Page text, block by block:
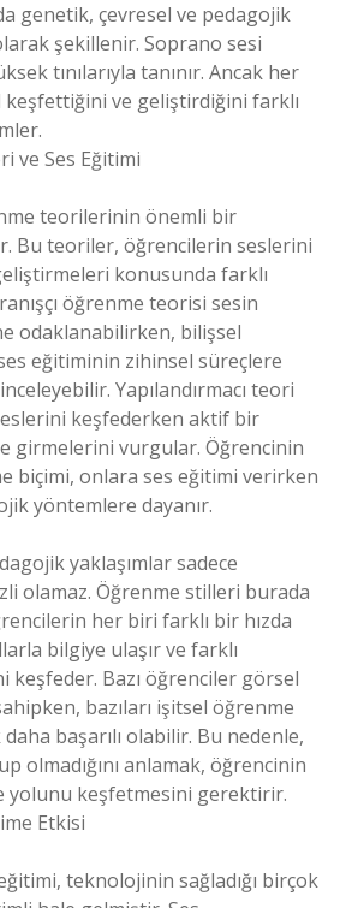
genetik, çevresel ve pedagojik
şekillenir. Soprano sesi
tınılarıyla tanınır. Ancak her
keşfettiğini ve geliştirdiğini farklı
ve Ses Eğitimi
teorilerinin önemli bir
Bu teoriler, öğrencilerin seslerini
konusunda farklı
öğrenme teorisi sesin
odaklanabilirken, bilişsel
eğitiminin zihinsel süreçlere
Yapılandırmacı teori
keşfederken aktif bir
girmelerini vurgular. Öğrencinin
biçimi, onlara ses eğitimi verirken
yöntemlere dayanır.
yaklaşımlar sadece
olamaz. Öğrenme stilleri burada
her biri farklı bir hızda
bilgiye ulaşır ve farklı
keşfeder. Bazı öğrenciler görsel
bazıları işitsel öğrenme
başarılı olabilir. Bu nedenle,
olmadığını anlamak, öğrencinin
yolunu keşfetmesini gerektirir.
Etkisi
teknolojinin sağladığı birçok